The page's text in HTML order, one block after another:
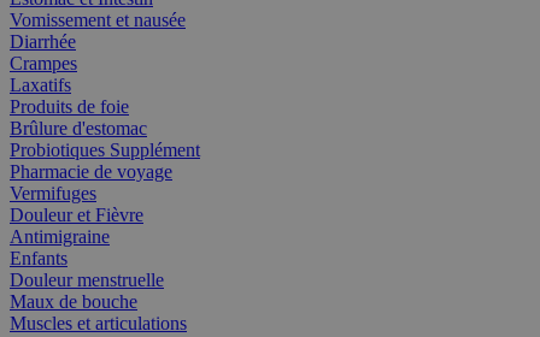
Vomissement et nausée
Diarrhée
Crampes
Laxatifs
Produits de foie
Brûlure d'estomac
Probiotiques Supplément
Pharmacie de voyage
Vermifuges
Douleur et Fièvre
Antimigraine
Enfants
Douleur menstruelle
Maux de bouche
Muscles et articulations